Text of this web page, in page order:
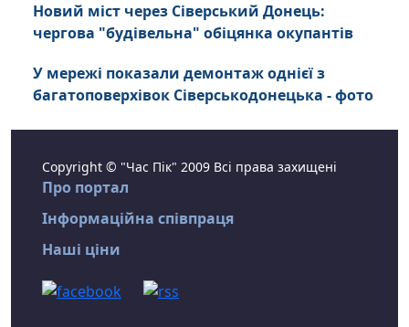
Новий міст через Сіверський Донець:
чергова "будівельна" обіцянка окупантів
У мережі показали демонтаж однієї з
багатоповерхівок Сіверськодонецька - фото
Copyright © "Час Пік" 2009 Всі права захищені
Про портал
Інформаційна співпраця
Наші ціни